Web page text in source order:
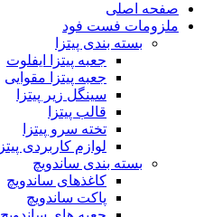
صفحه اصلی
ملزومات فست فود
بسته بندی پیتزا
جعبه پیتزا ایفلوت
جعبه پیتزا مقوایی
سینگل زیر پیتزا
قالب پیتزا
تخته سرو پیتزا
لوازم کاربردی پیتزا
بسته بندی ساندویچ
کاغذهای ساندویچ
پاکت ساندویچ